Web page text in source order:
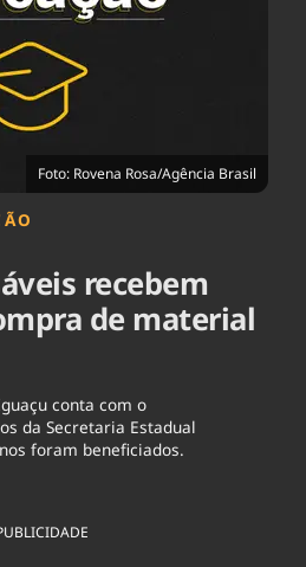
Saúde
Foto: Rovena Rosa/Agência Brasil
recebem
de material
conta com o
da Secretaria Estadual
foram beneficiados.